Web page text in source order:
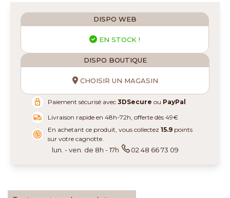
DISPO WEB
EN STOCK !
DISPO BOUTIQUE
CHOISIR UN MAGASIN
Paiement sécurisé avec3DSecure ou PayPal
Livraison rapide en 48h-72h, offerte dès 49€
En achetant ce produit, vous collectez15.9 points
sur votre cagnotte.
lun. - ven. de 8h - 17h 02 48 66 73 09